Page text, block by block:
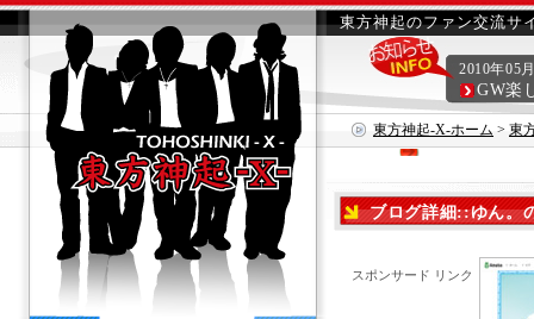
東方神起のファン交流サ
東方神起-X-ホーム > 東
2010年05
GW楽
ブログ詳細::ゆん。
スポンサード リンク